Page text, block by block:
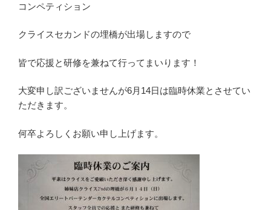
コンペティション
クライスセカンドの埋橋が出場しますので
皆で応援と研修を兼ねて行ってまいります！
大変申し訳ございませんが6月14日は臨時休業とさせてい
ただきます。
何卒よろしくお願い申し上げます。